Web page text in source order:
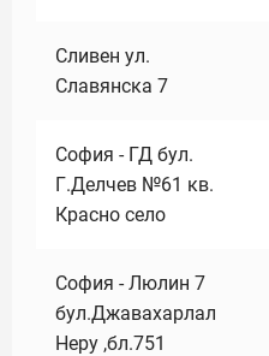
Сливен ул.
Славянска 7
София - ГД бул.
Г.Делчев №61 кв.
Красно село
София - Люлин 7
бул.Джавахарлал
Неру ,бл.751